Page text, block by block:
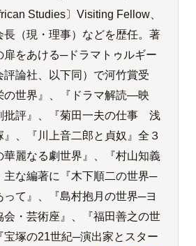
Studies〕Visiting Fellow、
長（現・理事）などを歴任。著
扉をあける─ドラマトゥルギー
論社、以下同）で河竹賞受
の世界』、『ドラマ解読―映
批評』、『菊田一夫の仕事 浅
、『川上音二郎と貞奴』全３
華麗なる劇世界』、『村山知義
主な編著に『木下順二の世界─
って』、『島村抱月の世界─ヨ
会・芸術座』、『福田善之の世
宝塚の21世紀─演出家とスター